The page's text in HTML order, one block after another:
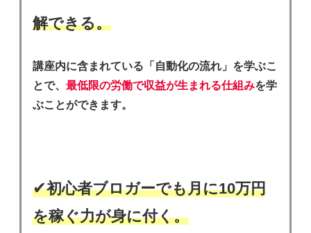
解できる。
講座内に含まれている「自動化の流れ」を学ぶこ
とで、最低限の労働で収益が生まれる仕組みを学
ぶことができます。
✔︎初心者ブロガーでも月に10万円
を稼ぐ力が身に付く。